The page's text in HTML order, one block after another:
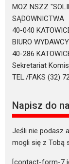
MOZ NSZZ
SĄDOWNICTWA
40-040
BIURO WYDAWCY
40-286
Sekretariat
TEL./FAKS (32)
Napisz do
Jeśli nie podasz
mogli się z Tobą
[contact-form-7